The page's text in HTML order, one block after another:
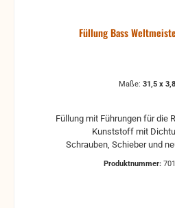
Füllung Bass
Maße: 31,5 x
Füllung mit Führungen für die
Kunststoff mit Dichtungsbelag
Schrauben, Schieber und
separat bestellt
Produktnummer: